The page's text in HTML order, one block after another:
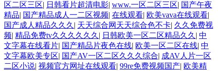
区二区三区| 日韩看片超清电影| www.一区二区三区| 国产午夜
精品| 国产精品成人一二区视频| 在线观看| 欧美vava在线观看|
国产成人精品久久久 | 天天综合网天天综合色不卡| 久久免费视
频| 精品免费tv久久久久久久 | 日韩欧美一区二区精品久久 | 中
文字幕在线看片| 国产精品片夜色在线| 欧美一区二区在线| 中
文字幕欧美专区| 国产AV一区二区久久久综合| 成AV人片一区
二区小说| 视频官方网址在线观看| 99re免费视频国产| 欧美精